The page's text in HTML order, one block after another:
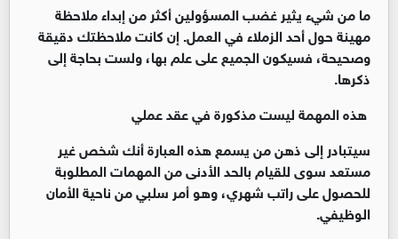
ما من شيء يثير غضب المسؤولين أكثر من إبداء ملاحظة
مهينة حول أحد الزملاء في العمل. إن كانت ملاحظتك دقيقة
وصحيحة، فسيكون الجميع على علم بها، ولست بحاجة إلى
ذكرها.
هذه المهمة ليست مذكورة في عقد عملي
سيتبادر إلى ذهن من يسمع هذه العبارة أنك شخص غير
مستعد سوى للقيام بالحد الأدنى من المهمات المطلوبة
للحصول على راتب شهري، وهو أمر سلبي من ناحية الأمان
الوظيفي.